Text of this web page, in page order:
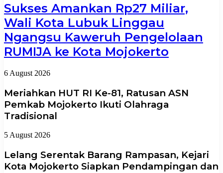
Sukses Amankan Rp27 Miliar,
Wali Kota Lubuk Linggau
Ngangsu Kaweruh Pengelolaan
RUMIJA ke Kota Mojokerto
6 August 2026
Meriahkan HUT RI Ke-81, Ratusan ASN
Pemkab Mojokerto Ikuti Olahraga
Tradisional
5 August 2026
Lelang Serentak Barang Rampasan, Kejari
Kota Mojokerto Siapkan Pendampingan dan